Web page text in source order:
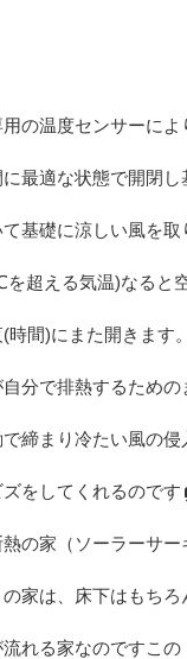
の温度センサーによ
最適な状態で開閉
基礎に涼しい風を取
超える気温)なると
間)にまた開きます。
分で排熱するため
締まり冷たい風の
をしてくれるのです
の家（ソーラーサ
家は、床下はもち
れる家なのですこの